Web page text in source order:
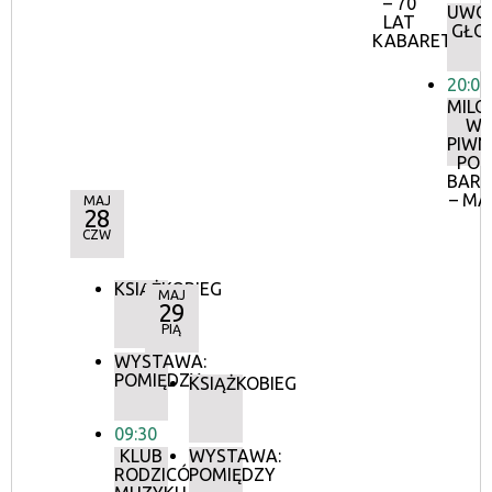
LAT
KABARETU
20:00
W
POD
–
MAJ
28
CZW
KSIĄŻKOBIEG
WYSTAWA:
POMIĘDZY
09:30
KLUB
RODZICÓW:
MAJ
29
PIĄ
KSIĄŻKOBIEG
WYSTAWA:
POMIĘDZY